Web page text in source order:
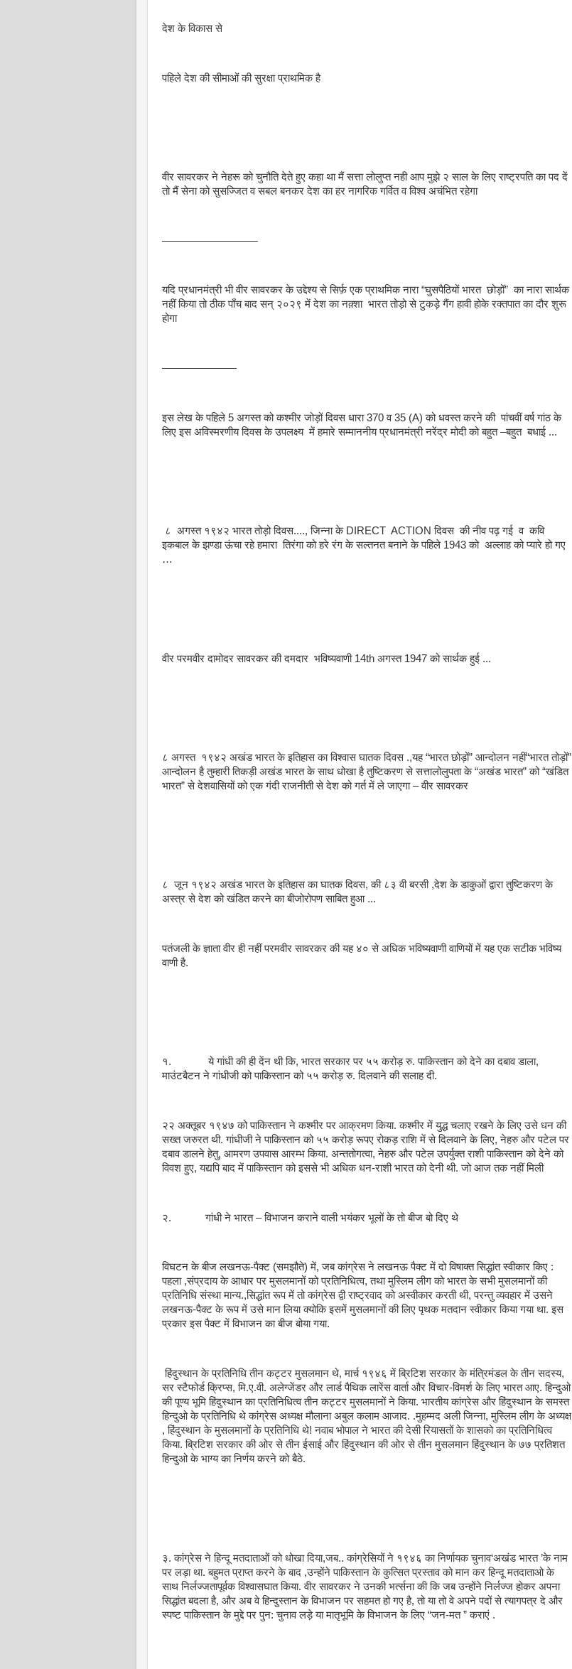
देश के विकास से
पहिले देश की सीमाओं की सुरक्षा प्राथमिक है
वीर सावरकर ने नेहरू को चुनौति देते हुए कहा था मैं सत्ता लोलुप्त नही आप मुझे २ साल के लिए राष्ट्रपति का पद दें
तो मैं सेना को सुसज्जित व सबल बनकर देश का हर नागरिक गर्वित व विश्व अचंभित रहेगा
—————————
यदि प्रधानमंत्री भी वीर सावरकर के उद्देश्य से सिर्फ़ एक प्राथमिक नारा “घुसपैठियों भारत छोड़ों” का नारा सार्थक
नहीं किया तो ठीक पाँच बाद सन् २०२९ में देश का नक़्शा भारत तोड़ो से टुकड़े गैंग हावी होके रक्तपात का दौर शुरू
होगा
———————
इस लेख के पहिले 5 अगस्त को कश्मीर जोड़ों दिवस धारा 370 व 35 (A) को धवस्त करने की पांचवीं वर्ष गांठ के
लिए इस अविस्मरणीय दिवस के उपलक्ष्य में हमारे सम्माननीय प्रधानमंत्री नरेंद्र मोदी को बहुत –बहुत बधाई ...
८ अगस्त १९४२ भारत तोड़ो दिवस...., जिन्ना के DIRECT ACTION दिवस की नीव पढ़ गई व कवि
इकबाल के झण्डा ऊंचा रहे हमारा तिरंगा को हरे रंग के सल्तनत बनाने के पहिले 1943 को अल्लाह को प्यारे हो गए
…
वीर परमवीर दामोदर सावरकर की दमदार भविष्यवाणी 14th अगस्त 1947 को सार्थक हुई ...
८ अगस्त १९४२ अखंड भारत के इतिहास का विश्वास घातक दिवस .,यह “भारत छोड़ों” आन्दोलन नहीं“भारत तोड़ों”
आन्दोलन है तुम्हारी तिकड़ी अखंड भारत के साथ धोखा है तुष्टिकरण से सत्तालोलुपता के “अखंड भारत” को “खंडित
भारत” से देशवासियों को एक गंदी राजनीती से देश को गर्त में ले जाएगा – वीर सावरकर
८ जून १९४२ अखंड भारत के इतिहास का घातक दिवस, की ८३ वी बरसी ,देश के डाकुओं द्वारा तुष्टिकरण के
अस्त्र से देश को खंडित करने का बीजोरोपण साबित हुआ ...
पतंजली के ज्ञाता वीर ही नहीं परमवीर सावरकर की यह ४० से अधिक भविष्यवाणी वाणियों में यह एक सटीक भविष्य
वाणी है.
१. ये गांधी की ही देंन थी कि, भारत सरकार पर ५५ करोड़ रु. पाकिस्तान को देने का दबाव डाला,
माउंटबैटन ने गांधीजी को पाकिस्तान को ५५ करोड़ रु. दिलवाने की सलाह दी.
२२ अक्तूबर १९४७ को पाकिस्तान ने कश्मीर पर आक्रमण किया. कश्मीर में युद्ध चलाए रखने के लिए उसे धन की
सख्त जरुरत थी. गांधीजी ने पाकिस्तान को ५५ करोड़ रूपए रोकड़ राशि में से दिलवाने के लिए, नेहरु और पटेल पर
दबाव डालने हेतु, आमरण उपवास आरम्भ किया. अन्ततोगत्वा, नेहरु और पटेल उपर्युक्त राशी पाकिस्तान को देने को
विवश हुए, यद्यपि बाद में पाकिस्तान को इससे भी अधिक धन-राशी भारत को देनी थी. जो आज तक नहीं मिली
२. गांधी ने भारत – विभाजन कराने वाली भयंकर भूलों के तो बीज बो दिए थे
विघटन के बीज लखनऊ-पैक्ट (समझौते) में, जब कांग्रेस ने लखनऊ पैक्ट में दो विषाक्त सिद्धांत स्वीकार किए :
पहला ,संप्रदाय के आधार पर मुसलमानों को प्रतिनिधित्व, तथा मुस्लिम लीग को भारत के सभी मुसलमानों की
प्रतिनिधि संस्था मान्य.,सिद्धांत रूप में तो कांग्रेस द्वी राष्ट्रवाद को अस्वीकार करती थी, परन्तु व्यवहार में उसने
लखनऊ-पैक्ट के रूप में उसे मान लिया क्योकि इसमें मुसलमानों की लिए पृथक मतदान स्वीकार किया गया था. इस
प्रकार इस पैक्ट में विभाजन का बीज बोया गया.
हिंदुस्थान के प्रतिनिधि तीन कट्टर मुसलमान थे, मार्च १९४६ में ब्रिटिश सरकार के मंत्रिमंडल के तीन सदस्य,
सर स्टैफोर्ड क्रिप्स, मि.ए.वी. अलेग्जेंडर और लार्ड पैथिक लारेंस वार्ता और विचार-विमर्श के लिए भारत आए. हिन्दुओ
की पूण्य भूमि हिंदुस्थान का प्रतिनिधित्व तीन कट्टर मुसलमानों ने किया. भारतीय कांग्रेस और हिंदुस्थान के समस्त
हिन्दुओ के प्रतिनिधि थे कांग्रेस अध्यक्ष मौलाना अबुल कलाम आजाद. .मुहम्मद अली जिन्ना, मुस्लिम लीग के अध्यक्ष
, हिंदुस्थान के मुसलमानों के प्रतिनिधि थे! नवाब भोपाल ने भारत की देसी रियासतों के शासको का प्रतिनिधित्व
किया. ब्रिटिश सरकार की ओर से तीन ईसाई और हिंदुस्थान की ओर से तीन मुसलमान हिंदुस्थान के ७७ प्रतिशत
हिन्दुओ के भाग्य का निर्णय करने को बैठे.
३. कांग्रेस ने हिन्दू मतदाताओं को धोखा दिया,जब.. कांग्रेसियों ने १९४६ का निर्णायक चुनाव‘अखंड भारत ’के नाम
पर लड़ा था. बहुमत प्राप्त करने के बाद ,उन्होंने पाकिस्तान के कुत्सित प्रस्ताव को मान कर हिन्दू मतदाताओ के
साथ निर्लज्जतापूर्वक विश्वासघात किया. वीर सावरकर ने उनकी भर्त्सना की कि जब उन्होंने निर्लज्ज होकर अपना
सिद्धांत बदला है, और अब वे हिन्दुस्तान के विभाजन पर सहमत हो गए है, तो या तो वे अपने पदों से त्यागपत्र दे और
स्पष्ट पाकिस्तान के मुद्दे पर पुन: चुनाव लड़े या मातृभूमि के विभाजन के लिए “जन-मत ” कराएं .